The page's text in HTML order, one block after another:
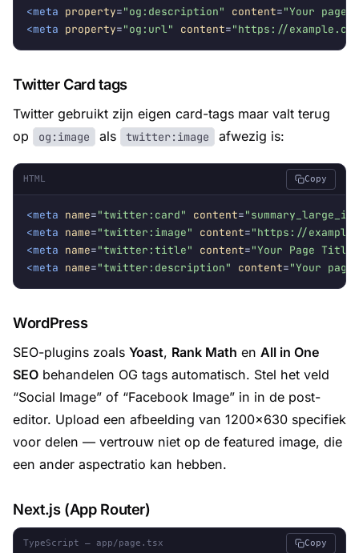
<meta property="og:description" content="Your page
<meta property="og:url" content="https://
Twitter Card tags
Twitter gebruikt zijn eigen card-tags maar valt terug
op
og:image als twitter:image afwezig is:
HTML Copy
<meta name="twitter:card" content=
<meta name="twitter:image" content="https://
<meta name="twitter:title" content="Your Page Title"
<meta name="twitter:description" content="Your
WordPress
SEO-plugins zoals Yoast, Rank Math en All in One
SEO behandelen OG tags automatisch. Stel het veld
“Social Image” of “Facebook Image” in in de post-
editor. Upload een afbeelding van 1200×630 specifiek
voor delen — vertrouw niet op de featured image, die
een ander aspectratio kan hebben.
Next.js (App Router)
TypeScript — app/page.tsx Copy